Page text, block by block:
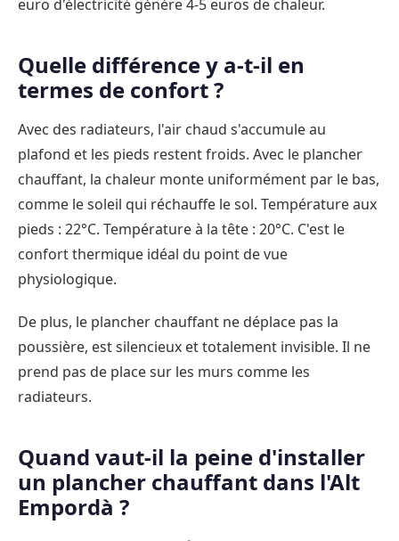
euro d'électricité génère 4-5 euros de chaleur.
Quelle différence y a-t-il en
termes de confort ?
Avec des radiateurs, l'air chaud s'accumule au
plafond et les pieds restent froids. Avec le plancher
chauffant, la chaleur monte uniformément par le bas,
comme le soleil qui réchauffe le sol. Température aux
pieds : 22°C. Température à la tête : 20°C. C'est le
confort thermique idéal du point de vue
physiologique.
De plus, le plancher chauffant ne déplace pas la
poussière, est silencieux et totalement invisible. Il ne
prend pas de place sur les murs comme les
radiateurs.
Quand vaut-il la peine d'installer
un plancher chauffant dans l'Alt
Empordà ?